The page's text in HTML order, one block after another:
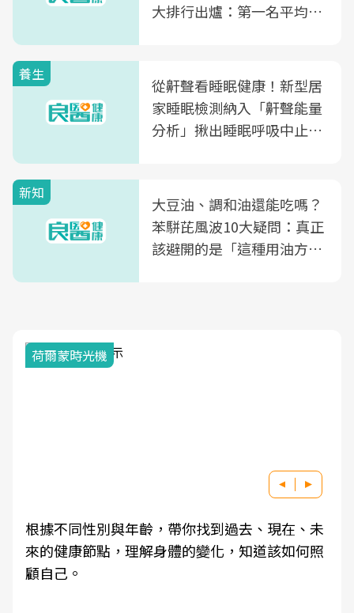
大排行出爐：第一名平均一
養生
從鼾聲看睡眠健康！新型居
家睡眠檢測納入「鼾聲能量
分析」揪出睡眠呼吸中止症
新知
大豆油、調和油還能吃嗎？
苯駢芘風波10大疑問：真正
該避開的是「這種用油方
荷爾蒙時光機
根據不同性別與年齡，帶你找到過去、現在、未
來的健康節點，理解身體的變化，知道該如何照
顧自己。